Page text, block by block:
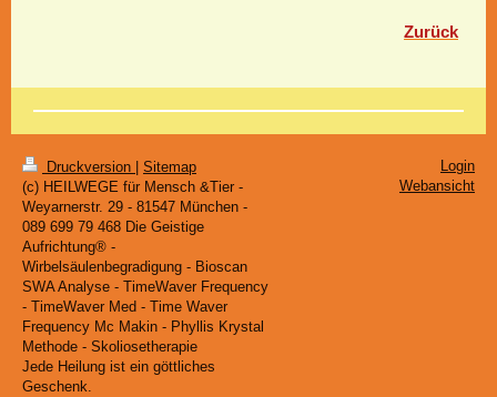
Zurück
Druckversion | Sitemap
(c) HEILWEGE für Mensch &Tier -
Weyarnerstr. 29 - 81547 München -
089 699 79 468 Die Geistige
Aufrichtung® -
Wirbelsäulenbegradigung - Bioscan
SWA Analyse - TimeWaver Frequency
- TimeWaver Med - Time Waver
Frequency Mc Makin - Phyllis Krystal
Methode - Skoliosetherapie
Jede Heilung ist ein göttliches
Geschenk.
Login
Webansicht